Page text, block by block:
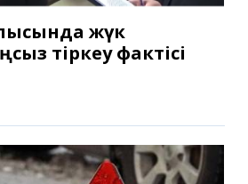
жүк
тіркеу фактісі